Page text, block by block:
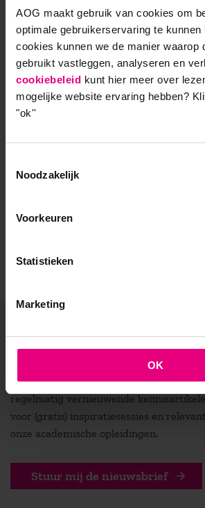
AOG maakt gebruik van cookies om
optimale gebruikerservaring te kunnen
cookies kunnen we de manier waarop
gebruikt vastleggen, analyseren en
cookiebeleid kunt hier meer over
mogelijke website ervaring hebben?
"ok''
Noodzakelijk
Voorkeuren
Statistieken
Marketing
OK
AOG School Of Management
- Opleider sinds 1988
- Gelieerd aan de RUG
De vooruitgang voor
Blijf geïnspireerd en altijd op de
regelmatig vernieuwende
voor (gratis) inspiratiesessies en
onze academische opleidingen.
Stuur mij de nieuwsbrief